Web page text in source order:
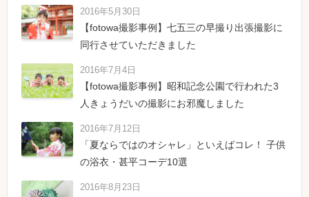
2016年5月30日
【fotowa撮影事例】七五三の早撮り出張撮影に
同行させていただきました
2016年7月4日
【fotowa撮影事例】昭和記念公園で行われた3
人きょうだいの撮影にお邪魔しました
2016年7月12日
「夏ならではのオシャレ」といえばコレ！ 子供
の浴衣・甚平コーデ10選
2016年8月23日